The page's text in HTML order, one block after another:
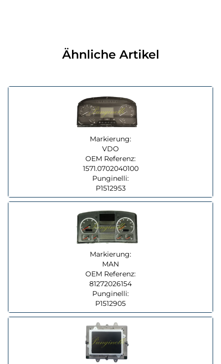
Ähnliche Artikel
Markierung:
VDO
OEM Referenz:
1571.0702040100
Punginelli:
P1512953
Markierung:
MAN
OEM Referenz:
81272026154
Punginelli:
P1512905